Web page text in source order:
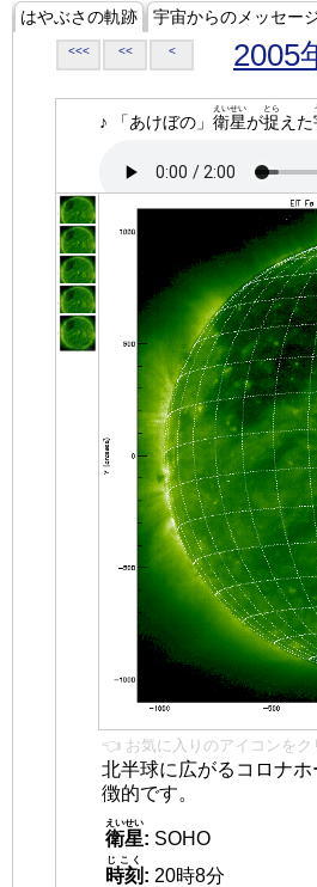
はやぶさの軌跡 宇宙からのメッセー
<<< << < 2005
♪ 「あけぼの」 衛星
えいせい
が捉
とら
えた
👈 お気に入りのアイコンをク
北半球に広がるコロナ
徴的です。
衛星
えいせい
: SOHO
時刻
じこく
: 20時8分